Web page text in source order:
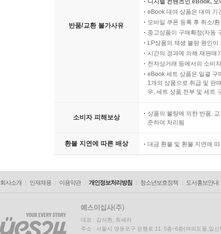
반품/교환 불가사유
디지털 컨텐츠인 eBook,
eBook 대여 상품은 대여 기
모바일 쿠폰 등록 후 취소/
중고상품이 구매확정(자동
LP상품의 재생 불량 원인
시간의 경과에 의해 재판매
전자상거래 등에서의 소비
eBook 세트 상품은 일괄 구
1개의 상품으로 취급 및 판
우, 세트 상품 전부 및 세트
소비자 피해보상
상품의 불량에 의한 반품,
준하여 처리됨
환불 지연에 따른 배상 대금 환불 및 환불 지연에
회사소개 인재채용 이용약관 개인정보처리방침 청소년보호정책 도서홍보안내
대표 : 김석환, 최세라
주소 : 서울시 영등포구 은행로 11, 5층~6층(여의도동,일신